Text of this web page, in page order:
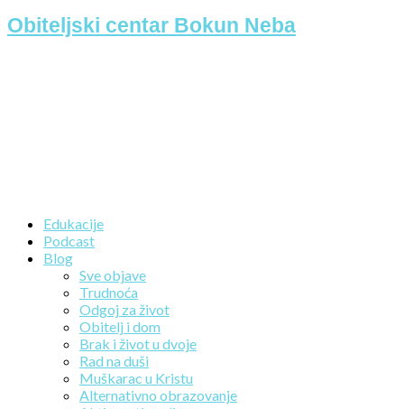
Obiteljski centar Bokun Neba
Edukacije
Podcast
Blog
Sve objave
Trudnoća
Odgoj za život
Obitelj i dom
Brak i život u dvoje
Rad na duši
Muškarac u Kristu
Alternativno obrazovanje